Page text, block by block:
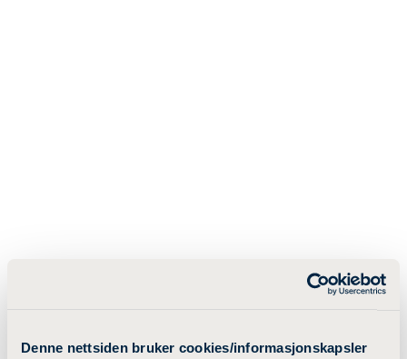
Denne nettsiden bruker cookies/informasjonskapsler